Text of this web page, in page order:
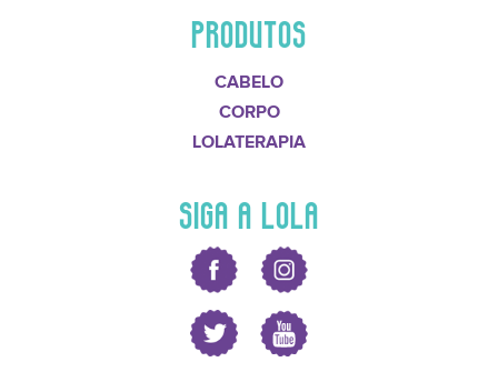
PRODUTOS
CABELO
CORPO
LOLATERAPIA
SIGA A LOLA